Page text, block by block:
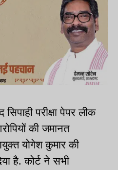
परीक्षा पेपर लीक
की जमानत
योगेश कुमार की
है. कोर्ट ने सभी